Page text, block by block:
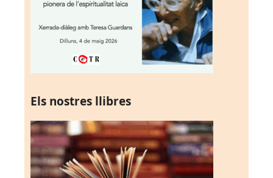
Els nostres llibres